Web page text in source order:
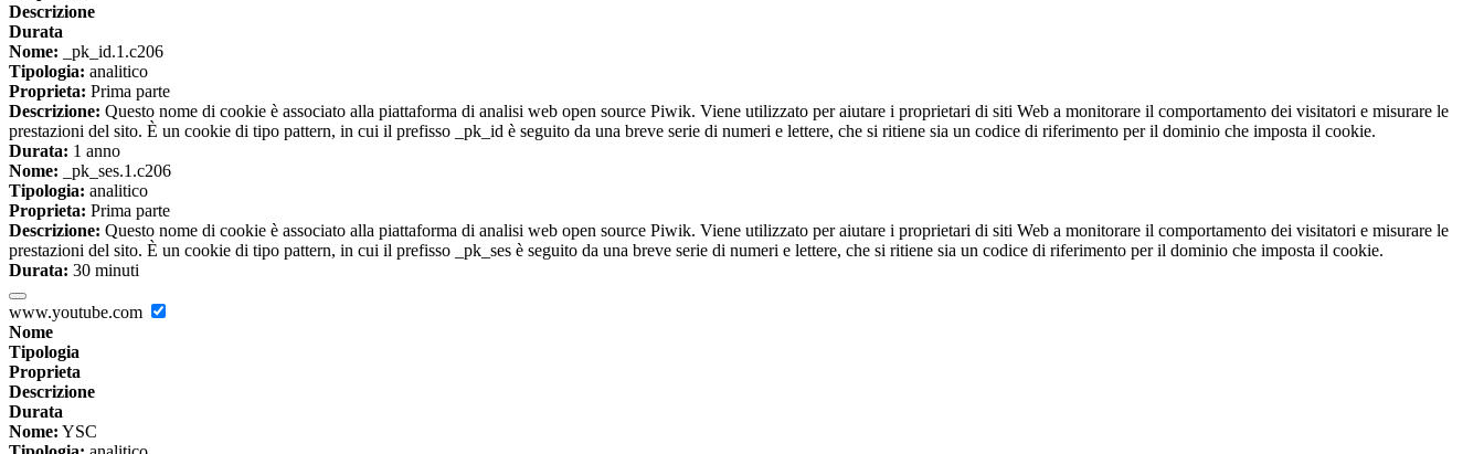
Descrizione
Durata
Nome: _pk_id.1.c206
Tipologia: analitico
Proprieta: Prima parte
Descrizione: Questo nome di cookie è associato alla piattaforma di analisi web open source Piwik. Viene utilizzato per aiutare i proprietari di siti Web a monitorare il comportamento dei visitatori e misurare le
prestazioni del sito. È un cookie di tipo pattern, in cui il prefisso _pk_id è seguito da una breve serie di numeri e lettere, che si ritiene sia un codice di riferimento per il dominio che imposta il cookie.
Durata: 1 anno
Nome: _pk_ses.1.c206
Tipologia: analitico
Proprieta: Prima parte
Descrizione: Questo nome di cookie è associato alla piattaforma di analisi web open source Piwik. Viene utilizzato per aiutare i proprietari di siti Web a monitorare il comportamento dei visitatori e misurare le
prestazioni del sito. È un cookie di tipo pattern, in cui il prefisso _pk_ses è seguito da una breve serie di numeri e lettere, che si ritiene sia un codice di riferimento per il dominio che imposta il cookie.
Durata: 30 minuti
www.youtube.com
Nome
Tipologia
Proprieta
Descrizione
Durata
Nome: YSC